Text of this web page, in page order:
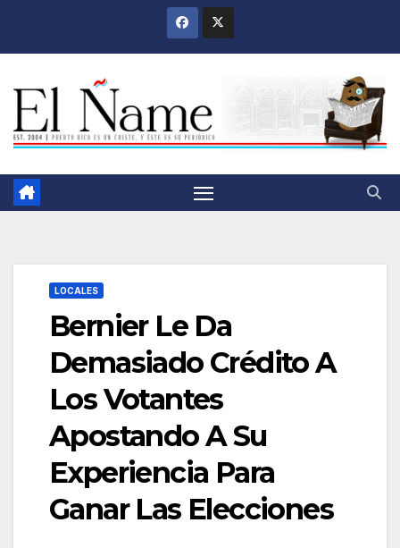
LOCALES
Bernier Le Da
Demasiado Crédito A
Los Votantes
Apostando A Su
Experiencia Para
Ganar Las Elecciones